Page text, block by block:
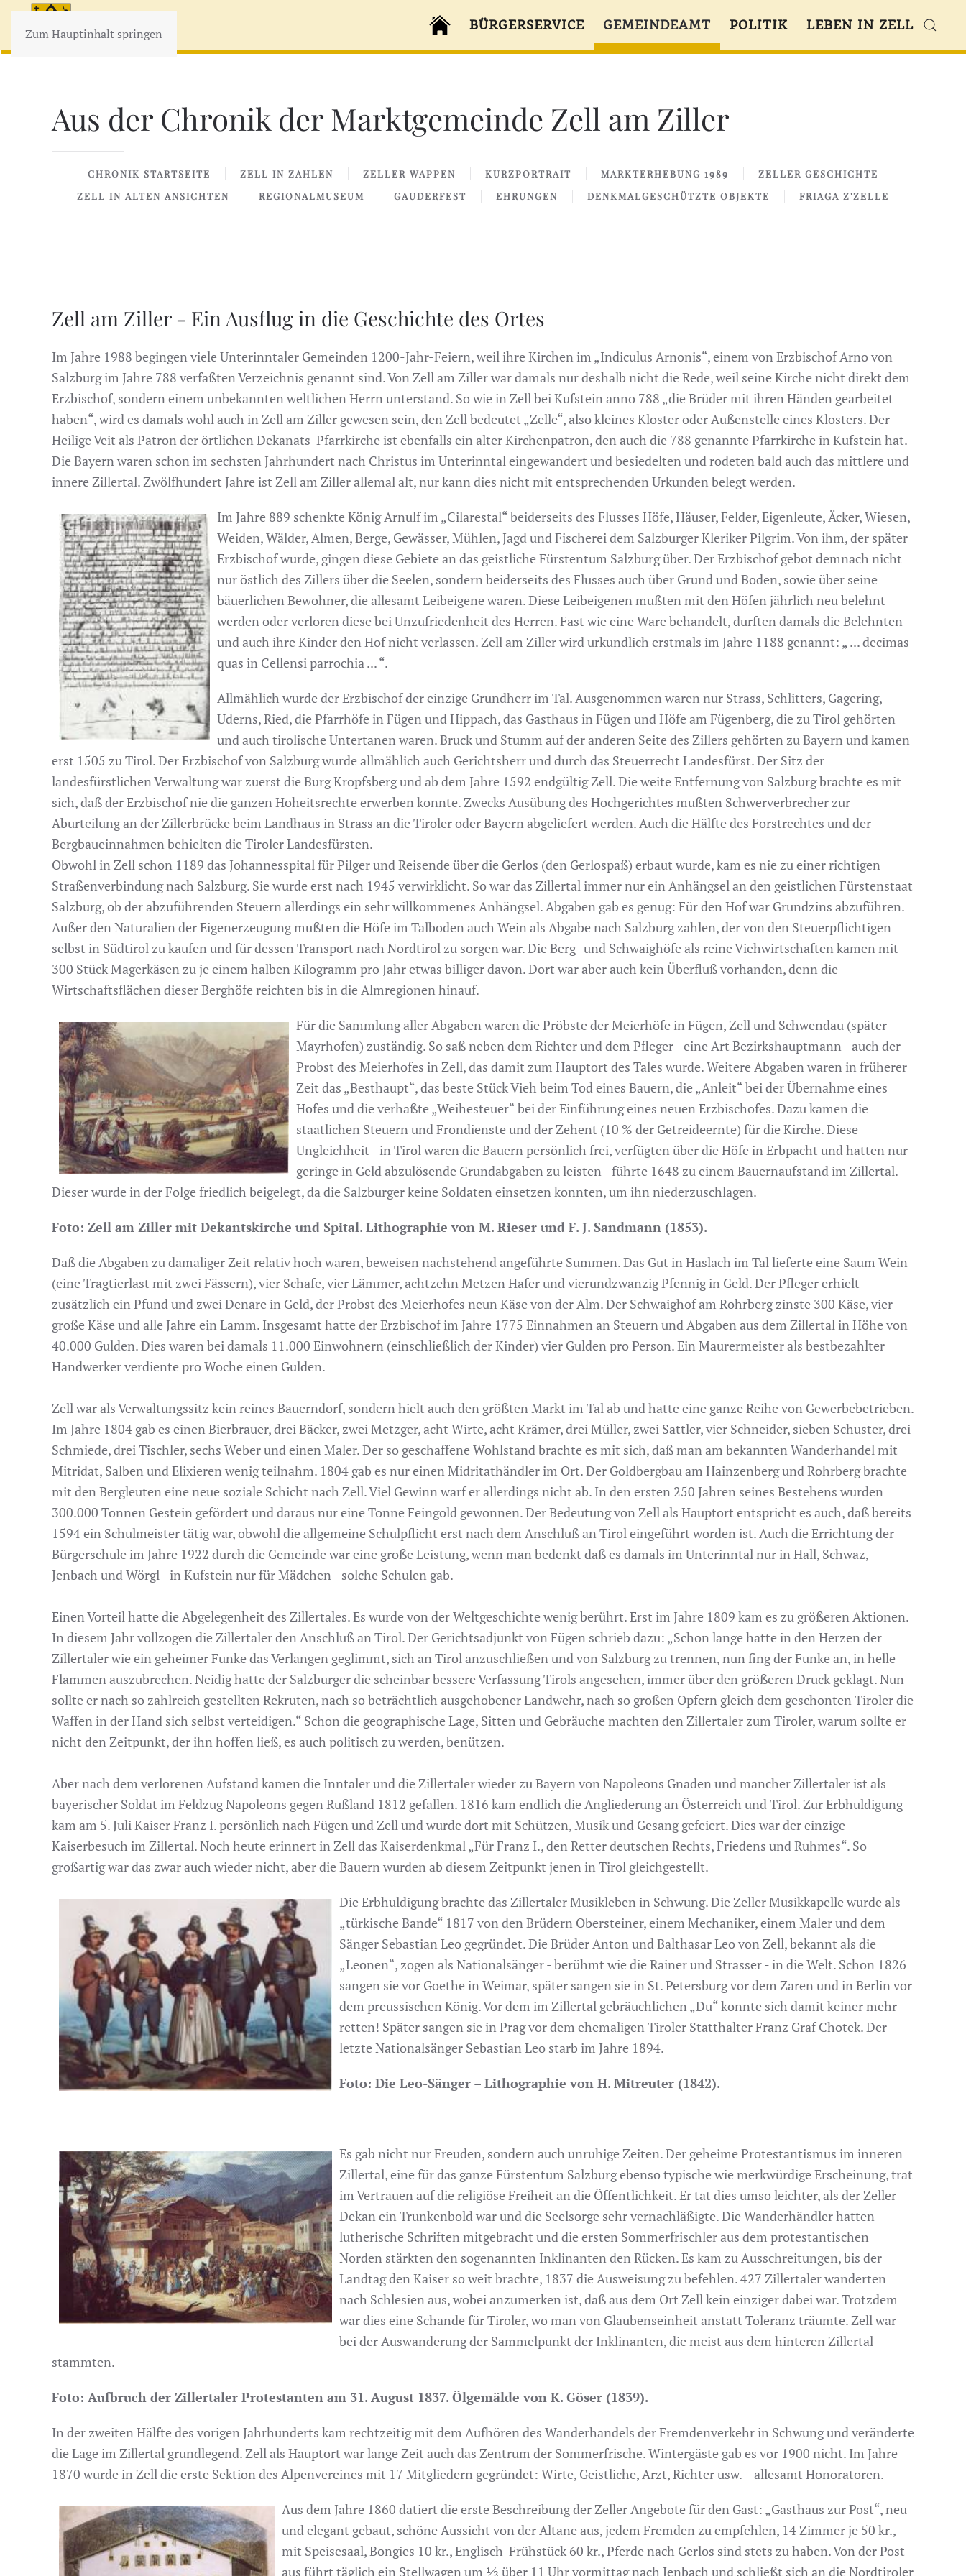
Zum Hauptinhalt springen
BÜRGERSERVICE GEMEINDEAMT POLITIK LEBEN IN ZELL
Aus der Chronik der Marktgemeinde Zell am Ziller
CHRONIK STARTSEITE ZELL IN ZAHLEN ZELLER WAPPEN KURZPORTRAIT MARKTERHEBUNG 1989
ZELLER GESCHICHTE
ZELL IN ALTEN ANSICHTEN
REGIONALMUSEUM GAUDERFEST EHRUNGEN DENKMALGESCHÜTZTE OBJEKTE FRIAGA Z'ZELLE
Zell am Ziller - Ein Ausflug in die Geschichte des Ortes
Im Jahre 1988 begingen viele Unterinntaler Gemeinden 1200-Jahr-Feiern, weil ihre Kirchen im „Indiculus Arnonis“, einem von Erzbischof Arno von
Salzburg im Jahre 788 verfaßten Verzeichnis genannt sind. Von Zell am Ziller war damals nur deshalb nicht die Rede, weil seine Kirche nicht direkt dem
Erzbischof, sondern einem unbekannten weltlichen Herrn unterstand. So wie in Zell bei Kufstein anno 788 „die Brüder mit ihren Händen gearbeitet
haben“, wird es damals wohl auch in Zell am Ziller gewesen sein, den Zell bedeutet „Zelle“, also kleines Kloster oder Außenstelle eines Klosters. Der
Heilige Veit als Patron der örtlichen Dekanats-Pfarrkirche ist ebenfalls ein alter Kirchenpatron, den auch die 788 genannte Pfarrkirche in Kufstein hat.
Die Bayern waren schon im sechsten Jahrhundert nach Christus im Unterinntal eingewandert und besiedelten und rodeten bald auch das mittlere und
innere Zillertal. Zwölfhundert Jahre ist Zell am Ziller allemal alt, nur kann dies nicht mit entsprechenden Urkunden belegt werden.
Im Jahre 889 schenkte König Arnulf im „Cilarestal“ beiderseits des Flusses Höfe, Häuser, Felder, Eigenleute, Äcker, Wiesen,
Weiden, Wälder, Almen, Berge, Gewässer, Mühlen, Jagd und Fischerei dem Salzburger Kleriker Pilgrim. Von ihm, der später
Erzbischof wurde, gingen diese Gebiete an das geistliche Fürstentum Salzburg über. Der Erzbischof gebot demnach nicht
nur östlich des Zillers über die Seelen, sondern beiderseits des Flusses auch über Grund und Boden, sowie über seine
bäuerlichen Bewohner, die allesamt Leibeigene waren. Diese Leibeigenen mußten mit den Höfen jährlich neu belehnt
werden oder verloren diese bei Unzufriedenheit des Herren. Fast wie eine Ware behandelt, durften damals die Belehnten
und auch ihre Kinder den Hof nicht verlassen. Zell am Ziller wird urkundlich erstmals im Jahre 1188 genannt: „ ... decimas
quas in Cellensi parrochia ... “.
Allmählich wurde der Erzbischof der einzige Grundherr im Tal. Ausgenommen waren nur Strass, Schlitters, Gagering,
Uderns, Ried, die Pfarrhöfe in Fügen und Hippach, das Gasthaus in Fügen und Höfe am Fügenberg, die zu Tirol gehörten
und auch tirolische Untertanen waren. Bruck und Stumm auf der anderen Seite des Zillers gehörten zu Bayern und kamen
erst 1505 zu Tirol. Der Erzbischof von Salzburg wurde allmählich auch Gerichtsherr und durch das Steuerrecht Landesfürst. Der Sitz der
landesfürstlichen Verwaltung war zuerst die Burg Kropfsberg und ab dem Jahre 1592 endgültig Zell. Die weite Entfernung von Salzburg brachte es mit
sich, daß der Erzbischof nie die ganzen Hoheitsrechte erwerben konnte. Zwecks Ausübung des Hochgerichtes mußten Schwerverbrecher zur
Aburteilung an der Zillerbrücke beim Landhaus in Strass an die Tiroler oder Bayern abgeliefert werden. Auch die Hälfte des Forstrechtes und der
Bergbaueinnahmen behielten die Tiroler Landesfürsten.
Obwohl in Zell schon 1189 das Johannesspital für Pilger und Reisende über die Gerlos (den Gerlospaß) erbaut wurde, kam es nie zu einer richtigen
Straßenverbindung nach Salzburg. Sie wurde erst nach 1945 verwirklicht. So war das Zillertal immer nur ein Anhängsel an den geistlichen Fürstenstaat
Salzburg, ob der abzuführenden Steuern allerdings ein sehr willkommenes Anhängsel. Abgaben gab es genug: Für den Hof war Grundzins abzuführen.
Außer den Naturalien der Eigenerzeugung mußten die Höfe im Talboden auch Wein als Abgabe nach Salzburg zahlen, der von den Steuerpflichtigen
selbst in Südtirol zu kaufen und für dessen Transport nach Nordtirol zu sorgen war. Die Berg- und Schwaighöfe als reine Viehwirtschaften kamen mit
300 Stück Magerkäsen zu je einem halben Kilogramm pro Jahr etwas billiger davon. Dort war aber auch kein Überfluß vorhanden, denn die
Wirtschaftsflächen dieser Berghöfe reichten bis in die Almregionen hinauf.
Für die Sammlung aller Abgaben waren die Pröbste der Meierhöfe in Fügen, Zell und Schwendau (später
Mayrhofen) zuständig. So saß neben dem Richter und dem Pfleger - eine Art Bezirkshauptmann - auch der
Probst des Meierhofes in Zell, das damit zum Hauptort des Tales wurde. Weitere Abgaben waren in früherer
Zeit das „Besthaupt“, das beste Stück Vieh beim Tod eines Bauern, die „Anleit“ bei der Übernahme eines
Hofes und die verhaßte „Weihesteuer“ bei der Einführung eines neuen Erzbischofes. Dazu kamen die
staatlichen Steuern und Frondienste und der Zehent (10 % der Getreideernte) für die Kirche. Diese
Ungleichheit - in Tirol waren die Bauern persönlich frei, verfügten über die Höfe in Erbpacht und hatten nur
geringe in Geld abzulösende Grundabgaben zu leisten - führte 1648 zu einem Bauernaufstand im Zillertal.
Dieser wurde in der Folge friedlich beigelegt, da die Salzburger keine Soldaten einsetzen konnten, um ihn niederzuschlagen.
Foto: Zell am Ziller mit Dekantskirche und Spital. Lithographie von M. Rieser und F. J. Sandmann (1853).
Daß die Abgaben zu damaliger Zeit relativ hoch waren, beweisen nachstehend angeführte Summen. Das Gut in Haslach im Tal lieferte eine Saum Wein
(eine Tragtierlast mit zwei Fässern), vier Schafe, vier Lämmer, achtzehn Metzen Hafer und vierundzwanzig Pfennig in Geld. Der Pfleger erhielt
zusätzlich ein Pfund und zwei Denare in Geld, der Probst des Meierhofes neun Käse von der Alm. Der Schwaighof am Rohrberg zinste 300 Käse, vier
große Käse und alle Jahre ein Lamm. Insgesamt hatte der Erzbischof im Jahre 1775 Einnahmen an Steuern und Abgaben aus dem Zillertal in Höhe von
40.000 Gulden. Dies waren bei damals 11.000 Einwohnern (einschließlich der Kinder) vier Gulden pro Person. Ein Maurermeister als bestbezahlter
Handwerker verdiente pro Woche einen Gulden.
Zell war als Verwaltungssitz kein reines Bauerndorf, sondern hielt auch den größten Markt im Tal ab und hatte eine ganze Reihe von Gewerbebetrieben.
Im Jahre 1804 gab es einen Bierbrauer, drei Bäcker, zwei Metzger, acht Wirte, acht Krämer, drei Müller, zwei Sattler, vier Schneider, sieben Schuster, drei
Schmiede, drei Tischler, sechs Weber und einen Maler. Der so geschaffene Wohlstand brachte es mit sich, daß man am bekannten Wanderhandel mit
Mitridat, Salben und Elixieren wenig teilnahm. 1804 gab es nur einen Midritathändler im Ort. Der Goldbergbau am Hainzenberg und Rohrberg brachte
mit den Bergleuten eine neue soziale Schicht nach Zell. Viel Gewinn warf er allerdings nicht ab. In den ersten 250 Jahren seines Bestehens wurden
300.000 Tonnen Gestein gefördert und daraus nur eine Tonne Feingold gewonnen. Der Bedeutung von Zell als Hauptort entspricht es auch, daß bereits
1594 ein Schulmeister tätig war, obwohl die allgemeine Schulpflicht erst nach dem Anschluß an Tirol eingeführt worden ist. Auch die Errichtung der
Bürgerschule im Jahre 1922 durch die Gemeinde war eine große Leistung, wenn man bedenkt daß es damals im Unterinntal nur in Hall, Schwaz,
Jenbach und Wörgl - in Kufstein nur für Mädchen - solche Schulen gab.
Einen Vorteil hatte die Abgelegenheit des Zillertales. Es wurde von der Weltgeschichte wenig berührt. Erst im Jahre 1809 kam es zu größeren Aktionen.
In diesem Jahr vollzogen die Zillertaler den Anschluß an Tirol. Der Gerichtsadjunkt von Fügen schrieb dazu: „Schon lange hatte in den Herzen der
Zillertaler wie ein geheimer Funke das Verlangen geglimmt, sich an Tirol anzuschließen und von Salzburg zu trennen, nun fing der Funke an, in helle
Flammen auszubrechen. Neidig hatte der Salzburger die scheinbar bessere Verfassung Tirols angesehen, immer über den größeren Druck geklagt. Nun
sollte er nach so zahlreich gestellten Rekruten, nach so beträchtlich ausgehobener Landwehr, nach so großen Opfern gleich dem geschonten Tiroler die
Waffen in der Hand sich selbst verteidigen.“ Schon die geographische Lage, Sitten und Gebräuche machten den Zillertaler zum Tiroler, warum sollte er
nicht den Zeitpunkt, der ihn hoffen ließ, es auch politisch zu werden, benützen.
Aber nach dem verlorenen Aufstand kamen die Inntaler und die Zillertaler wieder zu Bayern von Napoleons Gnaden und mancher Zillertaler ist als
bayerischer Soldat im Feldzug Napoleons gegen Rußland 1812 gefallen. 1816 kam endlich die Angliederung an Österreich und Tirol. Zur Erbhuldigung
kam am 5. Juli Kaiser Franz I. persönlich nach Fügen und Zell und wurde dort mit Schützen, Musik und Gesang gefeiert. Dies war der einzige
Kaiserbesuch im Zillertal. Noch heute erinnert in Zell das Kaiserdenkmal „Für Franz I., den Retter deutschen Rechts, Friedens und Ruhmes“. So
großartig war das zwar auch wieder nicht, aber die Bauern wurden ab diesem Zeitpunkt jenen in Tirol gleichgestellt.
Die Erbhuldigung brachte das Zillertaler Musikleben in Schwung. Die Zeller Musikkapelle wurde als
„türkische Bande“ 1817 von den Brüdern Obersteiner, einem Mechaniker, einem Maler und dem
Sänger Sebastian Leo gegründet. Die Brüder Anton und Balthasar Leo von Zell, bekannt als die
„Leonen“, zogen als Nationalsänger - berühmt wie die Rainer und Strasser - in die Welt. Schon 1826
sangen sie vor Goethe in Weimar, später sangen sie in St. Petersburg vor dem Zaren und in Berlin vor
dem preussischen König. Vor dem im Zillertal gebräuchlichen „Du“ konnte sich damit keiner mehr
retten! Später sangen sie in Prag vor dem ehemaligen Tiroler Statthalter Franz Graf Chotek. Der
letzte Nationalsänger Sebastian Leo starb im Jahre 1894.
Foto: Die Leo-Sänger – Lithographie von H. Mitreuter (1842).
Es gab nicht nur Freuden, sondern auch unruhige Zeiten. Der geheime Protestantismus im inneren
Zillertal, eine für das ganze Fürstentum Salzburg ebenso typische wie merkwürdige Erscheinung, trat
im Vertrauen auf die religiöse Freiheit an die Öffentlichkeit. Er tat dies umso leichter, als der Zeller
Dekan ein Trunkenbold war und die Seelsorge sehr vernachläßigte. Die Wanderhändler hatten
lutherische Schriften mitgebracht und die ersten Sommerfrischler aus dem protestantischen
Norden stärkten den sogenannten Inklinanten den Rücken. Es kam zu Ausschreitungen, bis der
Landtag den Kaiser so weit brachte, 1837 die Ausweisung zu befehlen. 427 Zillertaler wanderten
nach Schlesien aus, wobei anzumerken ist, daß aus dem Ort Zell kein einziger dabei war. Trotzdem
war dies eine Schande für Tiroler, wo man von Glaubenseinheit anstatt Toleranz träumte. Zell war
bei der Auswanderung der Sammelpunkt der Inklinanten, die meist aus dem hinteren Zillertal
stammten.
Foto: Aufbruch der Zillertaler Protestanten am 31. August 1837. Ölgemälde von K. Göser (1839).
In der zweiten Hälfte des vorigen Jahrhunderts kam rechtzeitig mit dem Aufhören des Wanderhandels der Fremdenverkehr in Schwung und veränderte
die Lage im Zillertal grundlegend. Zell als Hauptort war lange Zeit auch das Zentrum der Sommerfrische. Wintergäste gab es vor 1900 nicht. Im Jahre
1870 wurde in Zell die erste Sektion des Alpenvereines mit 17 Mitgliedern gegründet: Wirte, Geistliche, Arzt, Richter usw. – allesamt Honoratoren.
Aus dem Jahre 1860 datiert die erste Beschreibung der Zeller Angebote für den Gast: „Gasthaus zur Post“, neu
und elegant gebaut, schöne Aussicht von der Altane aus, jedem Fremden zu empfehlen, 14 Zimmer je 50 kr.,
mit Speisesaal, Bongies 10 kr., Englisch-Frühstück 60 kr., Pferde nach Gerlos sind stets zu haben. Von der Post
aus führt täglich ein Stellwagen um ½ über 11 Uhr vormittag nach Jenbach und schließt sich an die Nordtiroler